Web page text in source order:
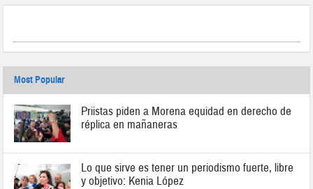
Most Popular
Priistas piden a Morena equidad en derecho de
réplica en mañaneras
Lo que sirve es tener un periodismo fuerte, libre
y objetivo: Kenia López